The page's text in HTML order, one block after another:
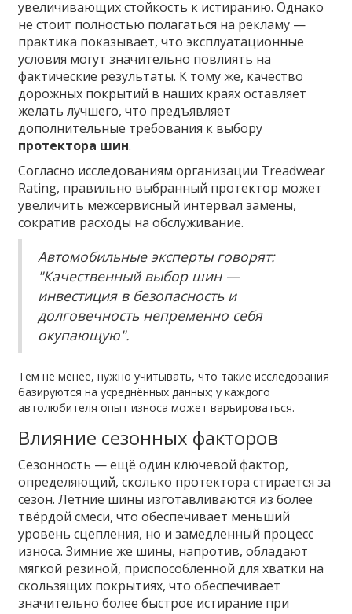
увеличивающих стойкость к истиранию. Однако
не стоит полностью полагаться на рекламу —
практика показывает, что эксплуатационные
условия могут значительно повлиять на
фактические результаты. К тому же, качество
дорожных покрытий в наших краях оставляет
желать лучшего, что предъявляет
дополнительные требования к выбору
протектора шин.
Согласно исследованиям организации Treadwear
Rating, правильно выбранный протектор может
увеличить межсервисный интервал замены,
сократив расходы на обслуживание.
Автомобильные эксперты говорят:
"Качественный выбор шин —
инвестиция в безопасность и
долговечность непременно себя
окупающую".
Тем не менее, нужно учитывать, что такие исследования
базируются на усреднённых данных; у каждого
автолюбителя опыт износа может варьироваться.
Влияние сезонных факторов
Сезонность — ещё один ключевой фактор,
определяющий, сколько протектора стирается за
сезон. Летние шины изготавливаются из более
твёрдой смеси, что обеспечивает меньший
уровень сцепления, но и замедленный процесс
износа. Зимние же шины, напротив, обладают
мягкой резиной, приспособленной для хватки на
скользящих покрытиях, что обеспечивает
значительно более быстрое истирание при